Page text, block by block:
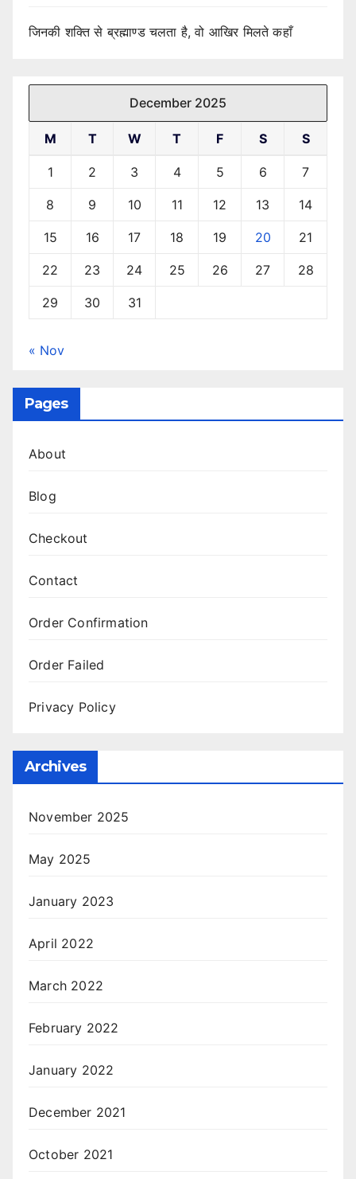
जिनकी शक्ति से ब्रह्माण्ड चलता है, वो आखिर मिलते कहाँ
December 2025
M T W T F S S
1 2 3 4 5 6 7
8 9 10 11 12 13 14
15 16 17 18 19 20 21
22 23 24 25 26 27 28
29 30 31
« Nov
Pages
About
Blog
Checkout
Contact
Order Confirmation
Order Failed
Privacy Policy
Archives
November 2025
May 2025
January 2023
April 2022
March 2022
February 2022
January 2022
December 2021
October 2021